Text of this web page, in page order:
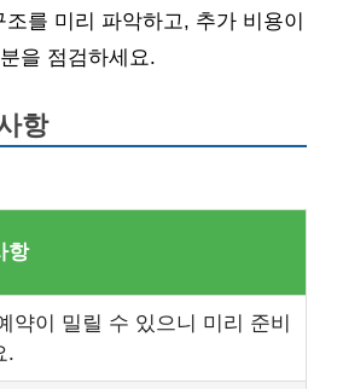
조를 미리 파악하고, 추가 비용이
을 점검하세요.
항
항
약이 밀릴 수 있으니 미리 준비
.